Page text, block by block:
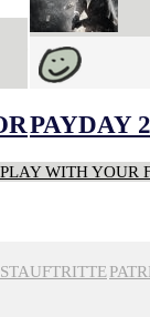
PAYDAY
WITH YOUR